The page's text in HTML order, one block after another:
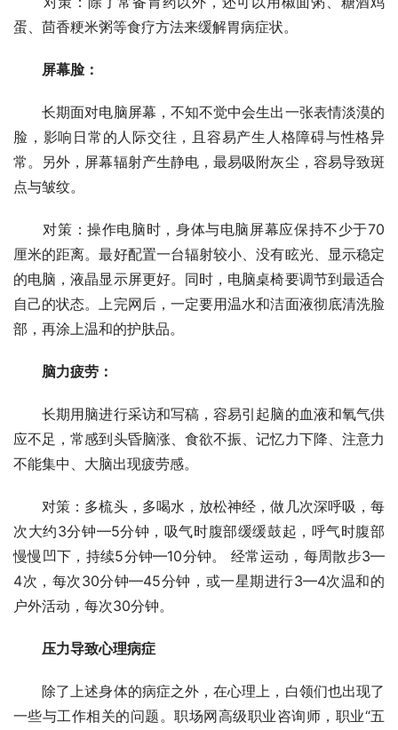
蛋、茴香粳米粥等食疗方法来缓解胃病症状。
屏幕脸：
长期面对电脑屏幕，不知不觉中会生出一张表情淡漠的
脸，影响日常的人际交往，且容易产生人格障碍与性格异
常。另外，屏幕辐射产生静电，最易吸附灰尘，容易导致斑
点与皱纹。
对策：操作电脑时，身体与电脑屏幕应保持不少于70
厘米的距离。最好配置一台辐射较小、没有眩光、显示稳定
的电脑，液晶显示屏更好。同时，电脑桌椅要调节到最适合
自己的状态。上完网后，一定要用温水和洁面液彻底清洗脸
部，再涂上温和的护肤品。
脑力疲劳：
长期用脑进行采访和写稿，容易引起脑的血液和氧气供
应不足，常感到头昏脑涨、食欲不振、记忆力下降、注意力
不能集中、大脑出现疲劳感。
对策：多梳头，多喝水，放松神经，做几次深呼吸，每
次大约3分钟—5分钟，吸气时腹部缓缓鼓起，呼气时腹部
慢慢凹下，持续5分钟—10分钟。 经常运动，每周散步3—
4次，每次30分钟—45分钟，或一星期进行3—4次温和的
户外活动，每次30分钟。
压力导致心理病症
除了上述身体的病症之外，在心理上，白领们也出现了
一些与工作相关的问题。职场网高级职业咨询师，职业“五